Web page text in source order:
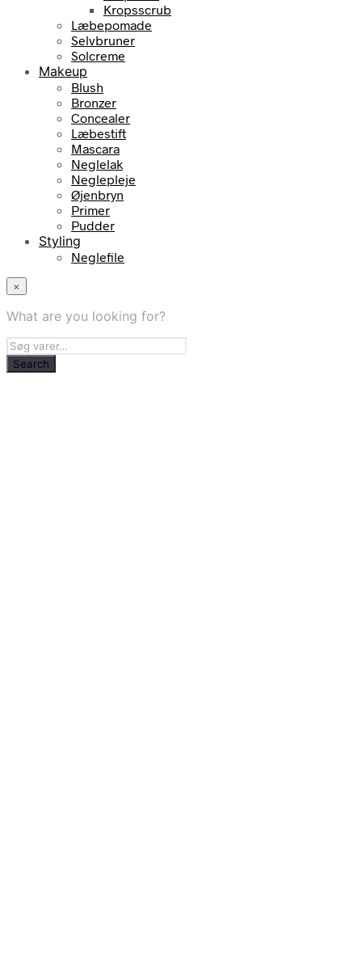
Kropsscrub
Læbepomade
Selvbruner
Solcreme
Makeup
Blush
Bronzer
Concealer
Læbestift
Mascara
Neglelak
Neglepleje
Øjenbryn
Primer
Pudder
Styling
Neglefile
×
What are you looking for?